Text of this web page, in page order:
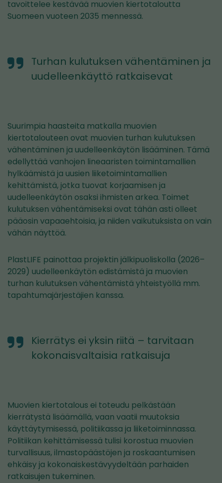
tavoittelee kestävää muovien kiertotaloutta
Suomeen vuoteen 2035 mennessä.
Turhan kulutuksen vähentäminen ja
uudelleenkäyttö ratkaisevat
Suurimpia haasteita matkalla muovien
kiertotalouteen ovat muovien turhan kulutuksen
vähentäminen ja uudelleenkäytön lisääminen. Tämä
edellyttää vanhojen lineaaristen toimintamallien
hylkäämistä ja uusien liiketoimintamallien
kehittämistä, jotka tuovat korjaamisen ja
uudelleenkäytön osaksi ihmisten arkea. Toimet
kulutuksen vähentämiseksi ovat tähän asti olleet
pääosin vapaaehtoisia, ja niiden vaikutuksista on vain
vähän näyttöä.
PlastLIFE painottaa projektin jälkipuoliskolla (2026–
2029) uudelleenkäytön edistämistä ja muovien
turhan kulutuksen vähentämistä yhteistyöllä mm.
tapahtumajärjestäjien kanssa.
Kierrätys ei yksin riitä – tarvitaan
kokonaisvaltaisia ratkaisuja
Muovien kiertotalous ei toteudu pelkästään
kierrätystä lisäämällä, vaan vaatii muutoksia
käyttäytymisessä, politiikassa ja liiketoiminnassa.
Politiikan kehittämisessä tulisi korostua muovien
turvallisuus, ilmastopäästöjen ja roskaantumisen
ehkäisy ja kokonaiskestävyydeltään parhaiden
ratkaisujen tukeminen.